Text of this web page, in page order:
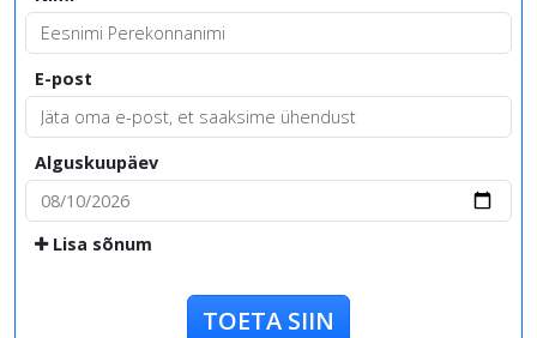
E-post
Alguskuupäev
Lisa sõnum
TOETA SIIN